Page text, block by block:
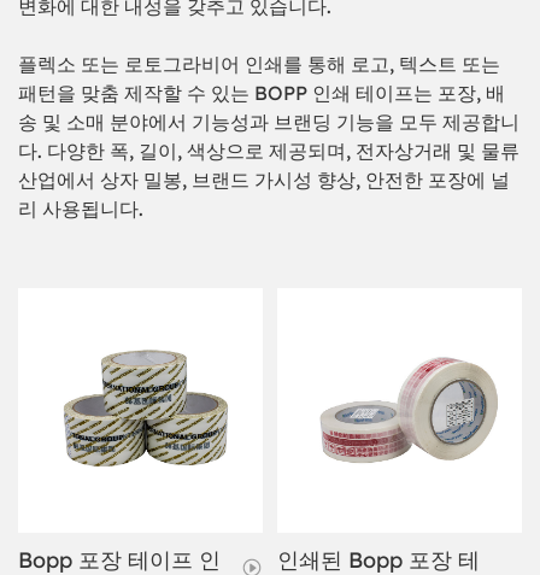
변화에 대한 내성을 갖추고 있습니다.
플렉소 또는 로토그라비어 인쇄를 통해 로고, 텍스트 또는
패턴을 맞춤 제작할 수 있는 BOPP 인쇄 테이프는 포장, 배
송 및 소매 분야에서 기능성과 브랜딩 기능을 모두 제공합니
다. 다양한 폭, 길이, 색상으로 제공되며, 전자상거래 및 물류
산업에서 상자 밀봉, 브랜드 가시성 향상, 안전한 포장에 널
리 사용됩니다.
Bopp 포장 테이프 인
인쇄된 Bopp 포장 테